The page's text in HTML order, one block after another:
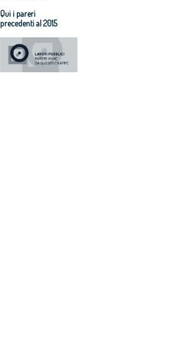
Qui i pareri
precedenti al 2015